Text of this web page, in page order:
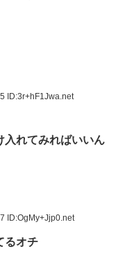
ID:3r+hF1Jwa.net
入れてみればいいん
ID:OgMy+Jjp0.net
るオチ